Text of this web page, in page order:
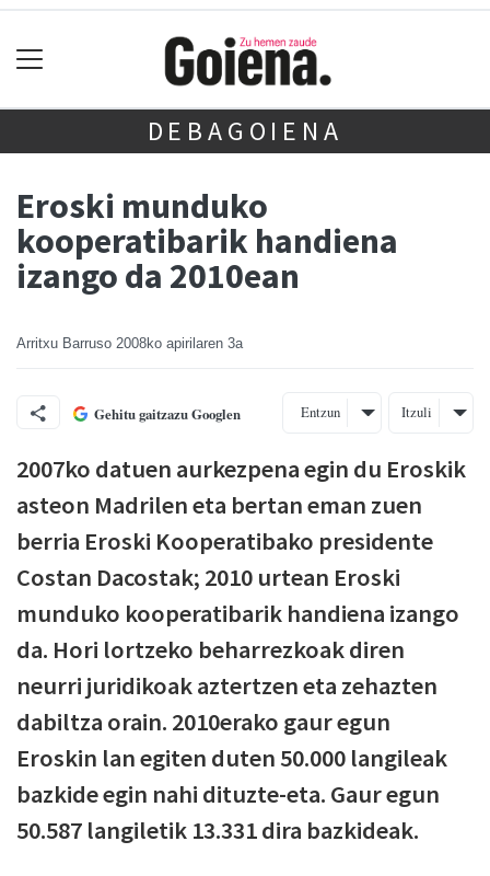
DEBAGOIENA
Eroski munduko
kooperatibarik handiena
izango da 2010ean
Arritxu Barruso 2008ko apirilaren 3a
Gehitu gaitzazu Googlen Entzun Itzuli
2007ko datuen aurkezpena egin du Eroskik
asteon Madrilen eta bertan eman zuen
berria Eroski Kooperatibako presidente
Costan Dacostak; 2010 urtean Eroski
munduko kooperatibarik handiena izango
da. Hori lortzeko beharrezkoak diren
neurri juridikoak aztertzen eta zehazten
dabiltza orain. 2010erako gaur egun
Eroskin lan egiten duten 50.000 langileak
bazkide egin nahi dituzte-eta. Gaur egun
50.587 langiletik 13.331 dira bazkideak.